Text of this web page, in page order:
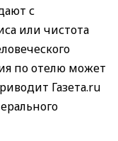
с
или чистота
по отелю может
Газета.ru